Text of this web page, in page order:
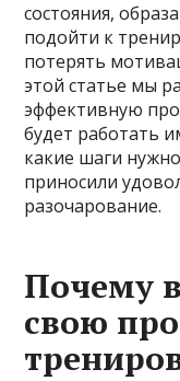
состояния,
подойти к
потерять
этой статье мы
эффективную
будет работать
какие шаги
приносили
разочарование.
Почему
свою